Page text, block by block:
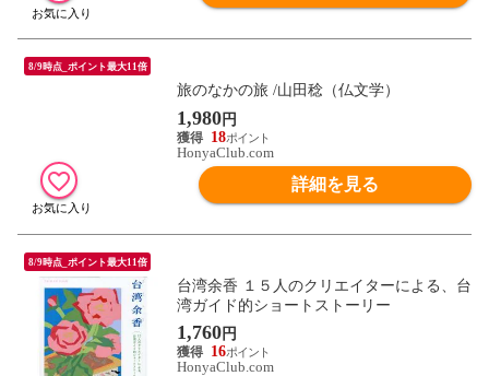
8/9時点_ポイント最大11倍
旅のなかの旅 /山田稔（仏文学）
1,980円
18
HonyaClub.com
詳細を見る
8/9時点_ポイント最大11倍
台湾余香 １５人のクリエイターによる、台
湾ガイド的ショートストーリー
1,760円
16
HonyaClub.com